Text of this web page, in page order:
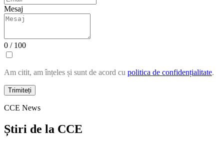
Mesaj
0 / 100
Am citit, am înțeles și sunt de acord cu politica de confidențialitate.
Trimiteți
CCE News
Știri de la CCE